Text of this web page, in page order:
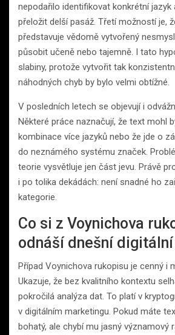
nepodařilo identifikovat konkrétní jazyk
přeložit delší pasáž. Třetí možností je,
představuje vědomě vytvořený
působit učeně nebo tajemně. I tato
slabiny, protože vytvořit tak
náhodných chyb by bylo velmi obtížné.
V posledních letech se objevují i
Některé práce naznačují, že text mohl
kombinace více jazyků nebo že jde o
do neznámého systému značek.
teorie vysvětluje jen část jevu. Právě
i po tolika dekádách: není snadné ho
kategorie.
Co si z Voynichova
odnáší dnešní
Případ Voynichova rukopisu je cenný i
Ukazuje, že bez kvalitního kontextu
pokročilá analýza dat. To platí v
v digitálním marketingu. Pokud máte
bohatý, ale chybí mu jasný významový